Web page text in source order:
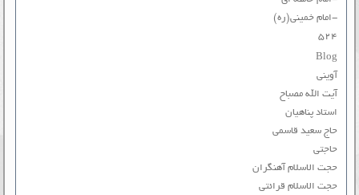
-امام خمینی(ره)
۵۲۴
Blog
آوینی
آیت الله مصباح
استاد پناهیان
حاج سعید قاسمی
حاجتی
حجت الاسلام آهنگران
حجت الاسلام قرائتی